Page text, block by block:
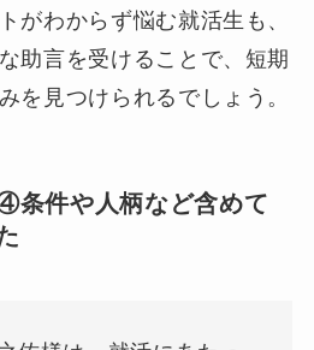
がわからず悩む就活生も、
助言を受けることで、短期
を見つけられるでしょう。
条件や人柄など含めて